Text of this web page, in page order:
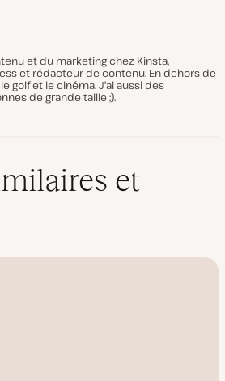
et du marketing chez Kinsta,
et rédacteur de contenu. En dehors de
golf et le cinéma. J'ai aussi des
de grande taille ;).
et